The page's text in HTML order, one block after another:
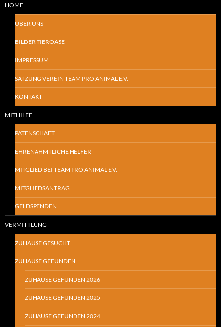
HOME
ÜBER UNS
BILDER TIEROASE
IMPRESSUM
SATZUNG VEREIN TEAM PRO ANIMAL E.V.
KONTAKT
MITHILFE
PATENSCHAFT
EHRENAHMTLICHE HELFER
MITGLIED BEI TEAM PRO ANIMAL E.V.
MITGLIEDSANTRAG
GELDSPENDEN
VERMITTLUNG
ZUHAUSE GESUCHT
ZUHAUSE GEFUNDEN
ZUHAUSE GEFUNDEN 2026
ZUHAUSE GEFUNDEN 2025
ZUHAUSE GEFUNDEN 2024